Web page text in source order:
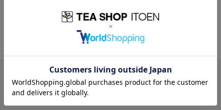
能性。食べる事がもっともっと楽しくなるように。
4th-marketは多様性の増す様々なライフスタイルの
方々に、暮らしの中でお役に立てる製品を作りたいと思
っています。
レビュー